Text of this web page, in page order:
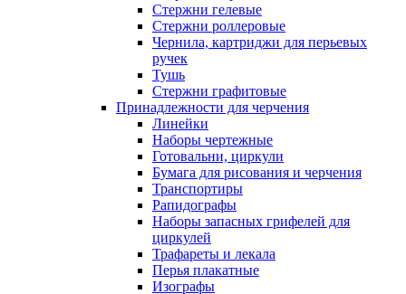
Стержни гелевые
Стержни роллеровые
Чернила, картриджи для перьевых
ручек
Тушь
Стержни графитовые
Принадлежности для черчения
Линейки
Наборы чертежные
Готовальни, циркули
Бумага для рисования и черчения
Транспортиры
Рапидографы
Наборы запасных грифелей для
циркулей
Трафареты и лекала
Перья плакатные
Изографы